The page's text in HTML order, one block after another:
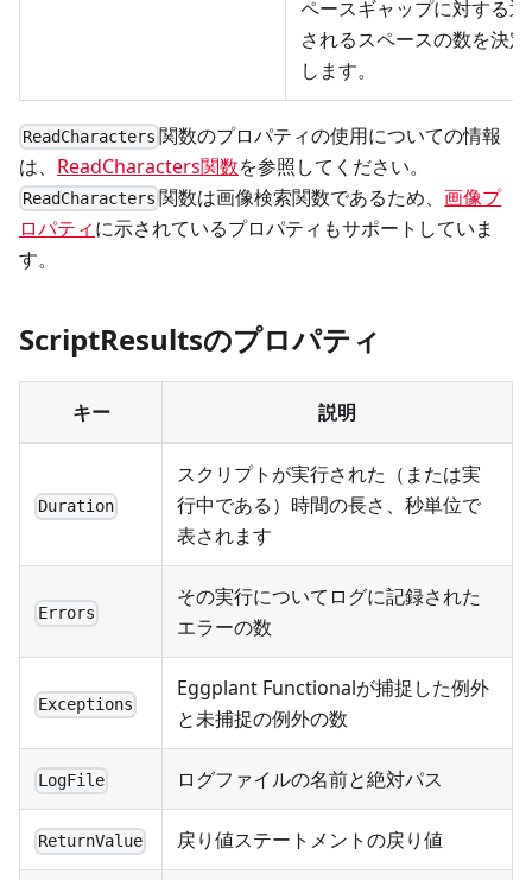
ペースギャップに対する返
されるスペースの数を決定
します。
ReadCharacters 関数のプロパティの使用についての情報
は、 ReadCharacters関数を参照してください。
ReadCharacters 関数は画像検索関数であるため、画像プ
ロパティに示されているプロパティもサポートしていま
す。
ScriptResultsのプロパティ
キー 説明
Duration
スクリプトが実行された（または実
行中である）時間の長さ、秒単位で
表されます
Errors
その実行についてログに記録された
エラーの数
Exceptions
Eggplant Functionalが捕捉した例外
と未捕捉の例外の数
LogFile ログファイルの名前と絶対パス
ReturnValue 戻り値ステートメントの戻り値